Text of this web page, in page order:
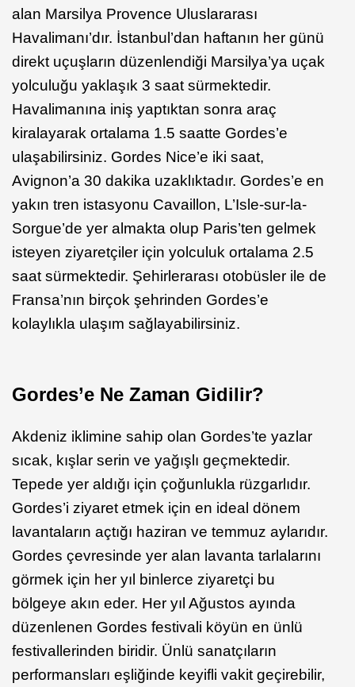
alan Marsilya Provence Uluslararası
Havalimanı’dır. İstanbul’dan haftanın her günü
direkt uçuşların düzenlendiği Marsilya’ya uçak
yolculuğu yaklaşık 3 saat sürmektedir.
Havalimanına iniş yaptıktan sonra araç
kiralayarak ortalama 1.5 saatte Gordes’e
ulaşabilirsiniz. Gordes Nice’e iki saat,
Avignon’a 30 dakika uzaklıktadır. Gordes’e en
yakın tren istasyonu Cavaillon, L’Isle-sur-la-
Sorgue’de yer almakta olup Paris’ten gelmek
isteyen ziyaretçiler için yolculuk ortalama 2.5
saat sürmektedir. Şehirlerarası otobüsler ile de
Fransa’nın birçok şehrinden Gordes’e
kolaylıkla ulaşım sağlayabilirsiniz.
Gordes’e Ne Zaman Gidilir?
Akdeniz iklimine sahip olan Gordes’te yazlar
sıcak, kışlar serin ve yağışlı geçmektedir.
Tepede yer aldığı için çoğunlukla rüzgarlıdır.
Gordes’i ziyaret etmek için en ideal dönem
lavantaların açtığı haziran ve temmuz aylarıdır.
Gordes çevresinde yer alan lavanta tarlalarını
görmek için her yıl binlerce ziyaretçi bu
bölgeye akın eder. Her yıl Ağustos ayında
düzenlenen Gordes festivali köyün en ünlü
festivallerinden biridir. Ünlü sanatçıların
performansları eşliğinde keyifli vakit geçirebilir,